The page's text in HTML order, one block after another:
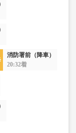
消防署前（降車）
20:32着